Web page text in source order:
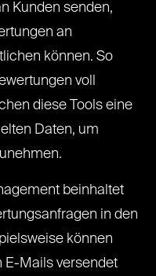
Kunden senden,
an
können. So
voll
diese Tools eine
Daten, um
beinhaltet
in den
können
E-Mails versendet